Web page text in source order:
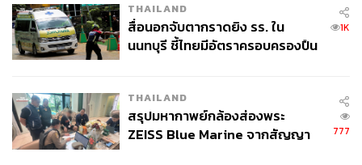
THAILAND
สื่อนอกจับตากราดยิง รร. ใน
นนทบุรี ชี้ไทยมีอัตราครอบครองปืน
1K
THAILAND
สรุปมหากาพย์กล้องส่องพระ
ZEISS Blue Marine จากสัญญา
777